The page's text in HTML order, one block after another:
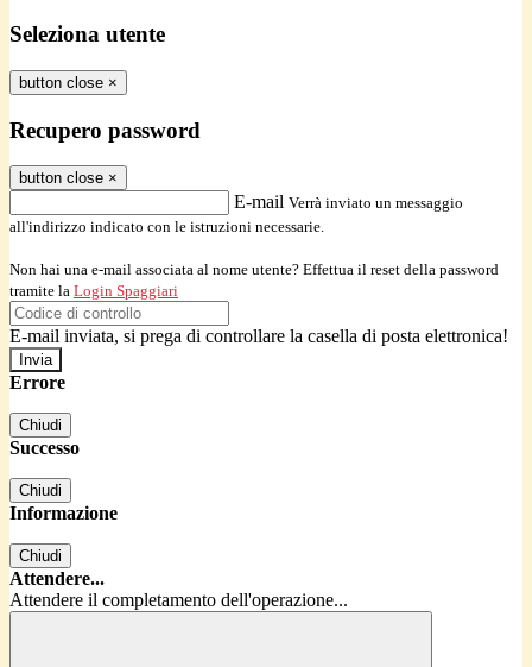
Seleziona utente
button close ×
Recupero password
button close ×
E-mail Verrà inviato un messaggio
all'indirizzo indicato con le istruzioni necessarie.
Non hai una e-mail associata al nome utente? Effettua il reset della password
tramite la Login Spaggiari
E-mail inviata, si prega di controllare la casella di posta elettronica!
Errore
Chiudi
Successo
Chiudi
Informazione
Chiudi
Attendere...
Attendere il completamento dell'operazione...